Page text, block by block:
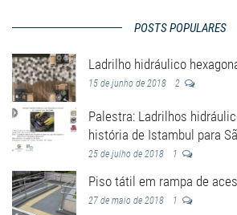
POSTS POPULARES
Ladrilho hidráulico
15 de junho de 2018 2
Palestra: Ladrilhos
história de Istambul para
25 de julho de 2018 1
Piso tátil em rampa de
27 de maio de 2018 1